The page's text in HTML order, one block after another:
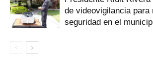
de videovigilancia para
seguridad en el